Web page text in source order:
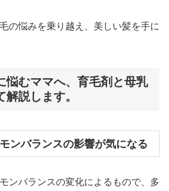
の悩みを乗り越え、美しい髪を手に
悩むママへ、育毛剤と母乳
説します。
ンバランスの影響が気になる
ンバランスの変化によるもので、多